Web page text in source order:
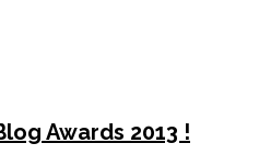
Awards 2013 !